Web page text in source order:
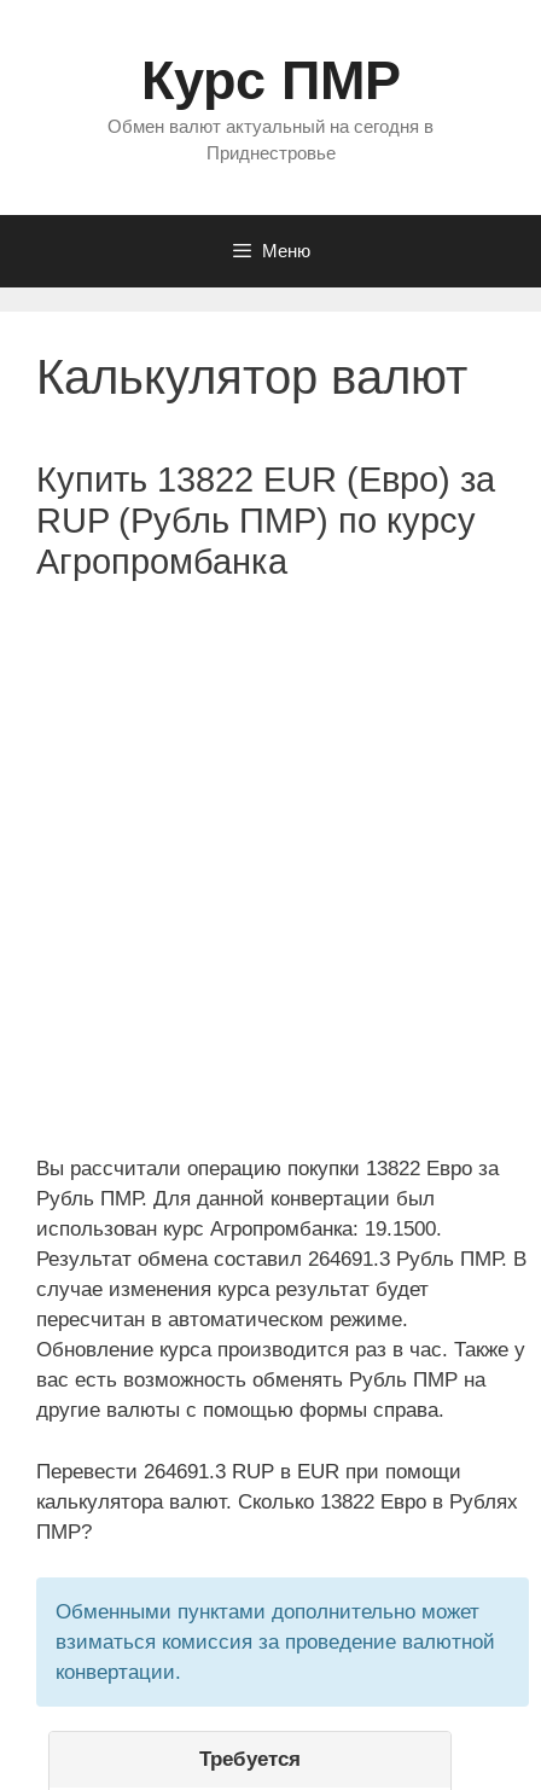
Курс ПМР
Обмен валют актуальный на сегодня в
Приднестровье
Меню
Калькулятор валют
Купить 13822 EUR (Евро) за
RUP (Рубль ПМР) по курсу
Агропромбанка
Вы рассчитали операцию покупки 13822 Евро за
Рубль ПМР. Для данной конвертации был
использован курс Агропромбанка: 19.1500.
Результат обмена составил 264691.3 Рубль ПМР. В
случае изменения курса результат будет
пересчитан в автоматическом режиме.
Обновление курса производится раз в час. Также у
вас есть возможность обменять Рубль ПМР на
другие валюты с помощью формы справа.
Перевести 264691.3 RUP в EUR при помощи
калькулятора валют. Сколько 13822 Евро в Рублях
ПМР?
Обменными пунктами дополнительно может
взиматься комиссия за проведение валютной
конвертации.
Требуется